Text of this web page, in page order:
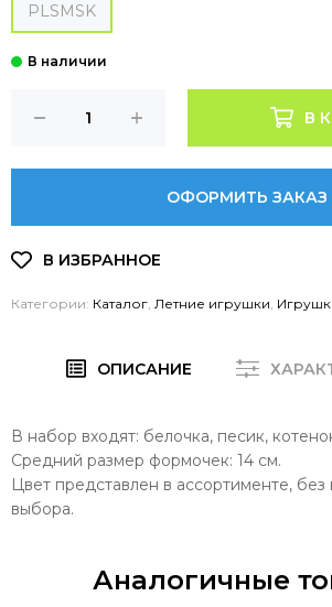
PLSMSK
В
ОФОРМИТЬ ЗАКАЗ
Категории: Каталог Летние игрушки
ОПИСАНИЕ
В набор входят: белочка, песик,
Средний размер формочек: 14 см.
Цвет представлен в ассортименте,
выбора.
Аналогичные